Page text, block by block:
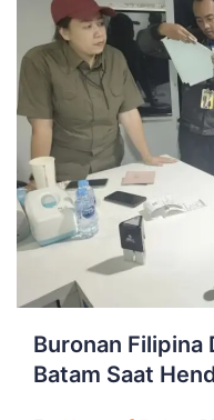
Buronan Filipina
Batam Saat